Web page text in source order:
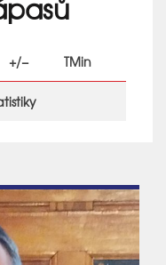
+/− TMin